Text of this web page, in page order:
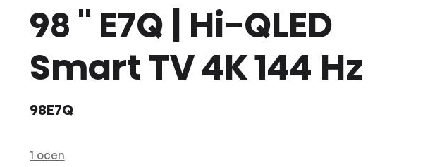
98 '' E7Q | Hi-QLED
Smart TV 4K 144 Hz
98E7Q
1 ocen